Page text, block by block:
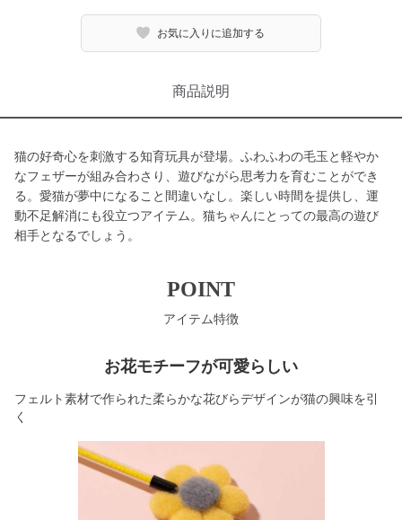
お気に入りに追加する
商品説明
猫の好奇心を刺激する知育玩具が登場。ふわふわの毛玉と軽やか
なフェザーが組み合わさり、遊びながら思考力を育むことができ
る。愛猫が夢中になること間違いなし。楽しい時間を提供し、運
動不足解消にも役立つアイテム。猫ちゃんにとっての最高の遊び
相手となるでしょう。
POINT
アイテム特徴
お花モチーフが可愛らしい
フェルト素材で作られた柔らかな花びらデザインが猫の興味を引
く